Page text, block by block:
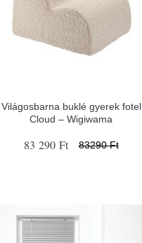
Világosbarna buklé gyerek fotel
Cloud – Wigiwama
83 290 Ft 83290 Ft